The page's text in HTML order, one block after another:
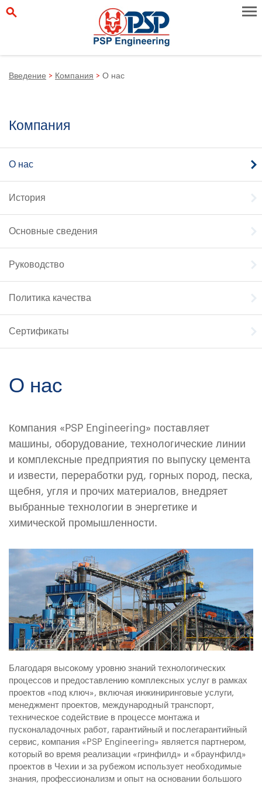
Введение > Компания > О нас
Компания
О нас
История
Основные сведения
Руководство
Политика качества
Сертификаты
О нас
Компания «PSP Engineering» поставляет
машины, оборудование, технологические линии
и комплексные предприятия по выпуску цемента
и извести, переработки руд, горных пород, песка,
щебня, угля и прочих материалов, внедряет
выбранные технологии в энергетике и
химической промышленности.
Благодаря высокому уровню знаний технологических
процессов и предоставлению комплексных услуг в рамках
проектов «под ключ», включая инжиниринговые услуги,
менеджмент проектов, международный транспорт,
техническое содействие в процессе монтажа и
пусконаладочных работ, гарантийный и послегарантийный
сервис, компания «PSP Engineering» является партнером,
который во время реализации «гринфилд» и «браунфилд»
проектов в Чехии и за рубежом использует необходимые
знания, профессионализм и опыт на основании большого